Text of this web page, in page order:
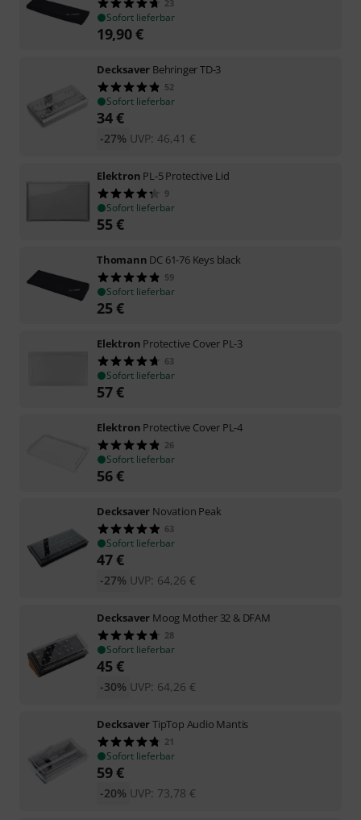
23
Sofort lieferbar
19,90€
Decksaver Behringer TD-3
52
Sofort lieferbar
34€
UVP: 46,41 €
-27%
Elektron PL-5 Protective Lid
9
Sofort lieferbar
55€
Thomann DC 61-76 Keys black
59
Sofort lieferbar
25€
Elektron Protective Cover PL-3
63
Sofort lieferbar
57€
Elektron Protective Cover PL-4
26
Sofort lieferbar
56€
Decksaver Novation Peak
63
Sofort lieferbar
47€
UVP: 64,26 €
-27%
Decksaver Moog Mother 32 & DFAM
28
Sofort lieferbar
45€
UVP: 64,26 €
-30%
DecksaverTipTop Audio Mantis
21
Sofort lieferbar
59€
UVP: 73,78 €
-20%